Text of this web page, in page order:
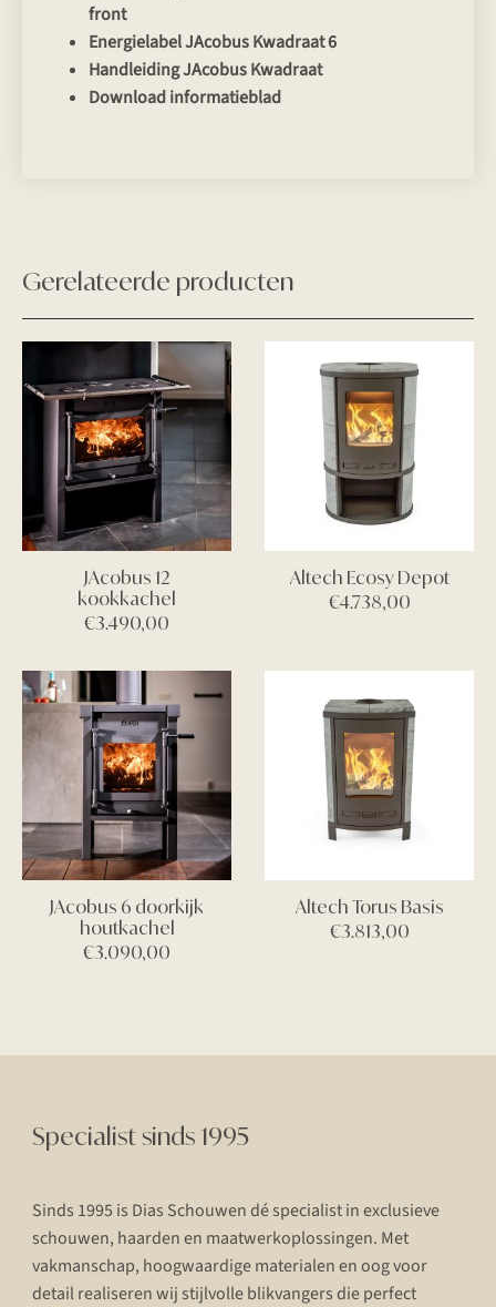
front
Energielabel JAcobus Kwadraat 6
Handleiding JAcobus Kwadraat
Download informatieblad
Gerelateerde producten
JAcobus 12
kookkachel
€3.490,00
Altech Ecosy Depot
€4.738,00
JAcobus 6 doorkijk
houtkachel
€3.090,00
Altech Torus Basis
€3.813,00
Specialist sinds 1995
Sinds 1995 is Dias Schouwen dé specialist in exclusieve
schouwen, haarden en maatwerkoplossingen. Met
vakmanschap, hoogwaardige materialen en oog voor
detail realiseren wij stijlvolle blikvangers die perfect